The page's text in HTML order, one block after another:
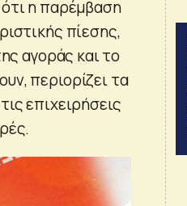
η παρέμβαση
πίεσης,
αγοράς και το
περιορίζει τα
επιχειρήσεις